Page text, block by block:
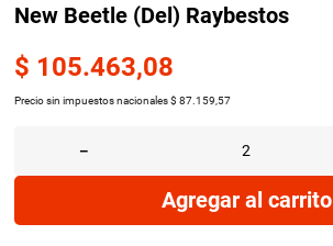
New Beetle (Del) Raybestos
$ 105.463,08
Precio sin impuestos nacionales $ 87. 159 57
－
Agregar al carrito
4 .
honda civic
5
bora
6.
yokohama
8.
bmw